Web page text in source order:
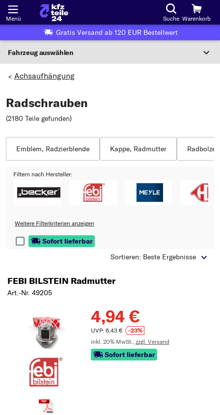
Menü Suche Warenkorb
Gratis Versand ab 120 EUR Bestellwert
Fahrzeug auswählen
Wo finde ich die?
Fahrzeug auswählen
Oder Fahrzeugauswahl nach Kriterien:
Hersteller wählen
Modell wählen
Typ wählen
> Achsaufhängung
Radschrauben
(2180 Teile gefunden)
Emblem, Radzierblende Kappe, Radmutter Radbolzen
Filtern nach Hersteller:
Weitere Filterkriterien anzeigen
Sofort lieferbar
Sortieren: Beste Ergebnisse
FEBI BILSTEIN Radmutter
Art.-Nr. 49205
4,94 €
UVP: 6,43 €
-23%
inkl. 20% MwSt., zzgl. Versand
Sofort lieferbar